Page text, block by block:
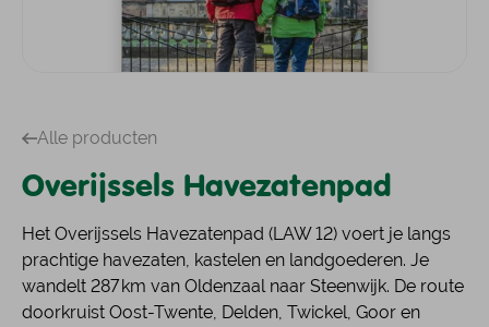
Alle producten
Overijssels Havezatenpad
Het Overijssels Havezatenpad (LAW 12) voert je langs
prachtige havezaten, kastelen en landgoederen. Je
wandelt 287 km van Oldenzaal naar Steenwijk. De route
doorkruist Oost-Twente, Delden, Twickel, Goor en